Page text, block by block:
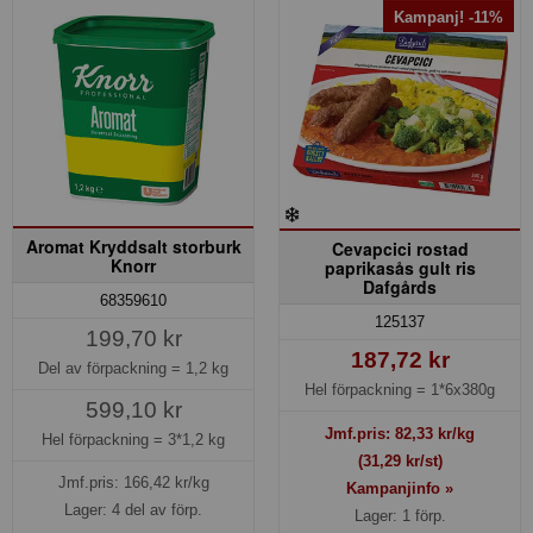
Aromat Kryddsalt storburk
Knorr
68359610
199,70 kr
Del av förpackning = 1,2 kg
599,10 kr
Hel förpackning = 3*1,2 kg
Jmf.pris: 166,42kr/kg
Lager: 4 del av förp.
Kampanj! -11%
Cevapcici rostad
paprikasås gult ris
Dafgårds
125137
187,72 kr
Hel förpackning = 1*6x380g
Jmf.pris: 82,33 kr/kg
(31,29 kr/st)
Kampanjinfo »
Lager: 1 förp.